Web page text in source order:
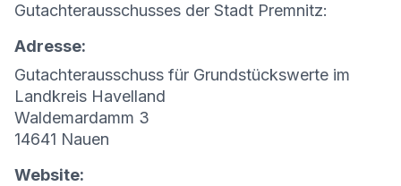
Gutachterausschusses der Stadt Premnitz:
Adresse:
Gutachterausschuss für Grundstückswerte im
Landkreis Havelland
Waldemardamm 3
14641 Nauen
Website: